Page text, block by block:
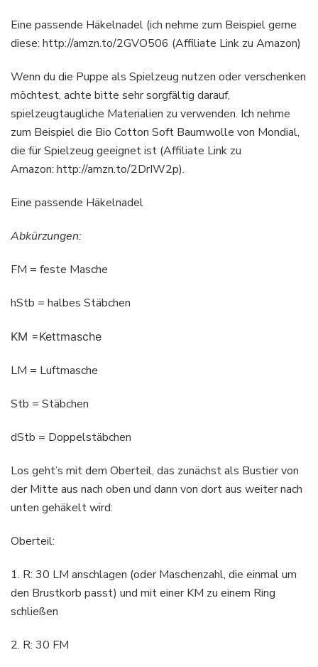
Eine passende Häkelnadel (ich nehme zum Beispiel gerne
diese: http://amzn.to/2GVO506 (Affiliate Link zu Amazon)
Wenn du die Puppe als Spielzeug nutzen oder verschenken
möchtest, achte bitte sehr sorgfältig darauf,
spielzeugtaugliche Materialien zu verwenden. Ich nehme
zum Beispiel die Bio Cotton Soft Baumwolle von Mondial,
die für Spielzeug geeignet ist (Affiliate Link zu
Amazon: http://amzn.to/2DrIW2p).
Eine passende Häkelnadel
Abkürzungen:
FM = feste Masche
hStb = halbes Stäbchen
KM =Kettmasche
LM = Luftmasche
Stb = Stäbchen
dStb = Doppelstäbchen
Los geht’s mit dem Oberteil, das zunächst als Bustier von
der Mitte aus nach oben und dann von dort aus weiter nach
unten gehäkelt wird:
Oberteil:
1. R: 30 LM anschlagen (oder Maschenzahl, die einmal um
den Brustkorb passt) und mit einer KM zu einem Ring
schließen
2. R: 30 FM